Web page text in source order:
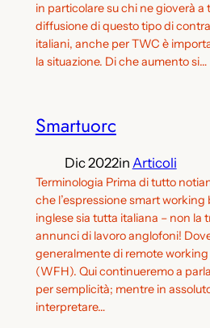
in particolare su chi ne gioverà
diffusione di questo tipo di
italiani, anche per TWC è
la situazione. Di che aumento si…
Smartuorc
Dic 2022in Articoli
Terminologia Prima di tutto
che l’espressione smart
inglese sia tutta italiana – non la
annunci di lavoro anglofoni!
generalmente di remote
(WFH). Qui continueremo a
per semplicità; mentre in
interpretare…